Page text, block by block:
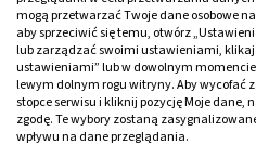
domowych sposobów na
stosowanie
zapachów nie lubią te
miętowego. Warto
profilaktycznie tuż przed
mogą przetwarzać Twoje dane osobowe
aby sprzeciwić się temu, otwórz
lub zarządzać swoimi ustawieniami,
ustawieniami” lub w dowolnym
lewym dolnym rogu witryny. Aby wycofać
stopce serwisu i kliknij pozycję Moje dane,
zgodę. Te wybory zostaną
wpływu na dane przeglądania.